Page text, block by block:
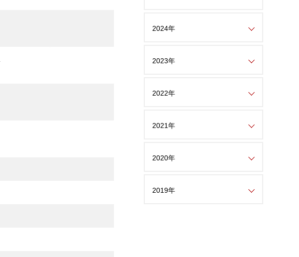
2024年
2023年
2022年
2021年
2020年
2019年